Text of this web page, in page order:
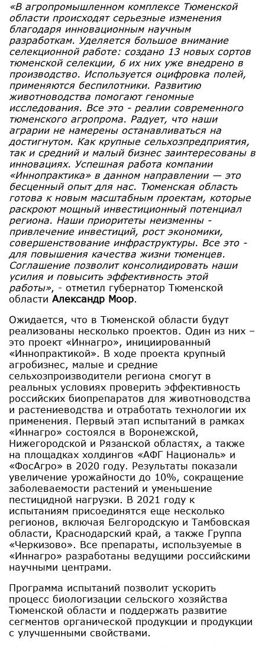
«В агропромышленном комплексе Тюменской
области происходят серьезные изменения
благодаря инновационным научным
разработкам. Уделяется большое внимание
селекционной работе: создано 13 новых сортов
тюменской селекции, 6 их них уже внедрено в
производство. Используется оцифровка полей,
применяются беспилотники. Развитию
животноводства помогают геномные
исследования. Все это - реалии современного
тюменского агропрома. Радует, что наши
аграрии не намерены останавливаться на
достигнутом. Как крупные сельхозпредприятия,
так и средний и малый бизнес заинтересованы в
инновациях. Успешная работа компании
«Иннопрактика» в данном направлении — это
бесценный опыт для нас. Тюменская область
готова к новым масштабным проектам, которые
раскроют мощный инвестиционный потенциал
региона. Наши приоритеты неизменны -
привлечение инвестиций, рост экономики,
совершенствование инфраструктуры. Все это -
для повышения качества жизни тюменцев.
Соглашение позволит консолидировать наши
усилия и повысить эффективность этой
работы», - отметил губернатор Тюменской
области Александр Моор.
Ожидается, что в Тюменской области будут
реализованы несколько проектов. Один из них –
это проект «Иннагро», инициированный
«Иннопрактикой». В ходе проекта крупный
агробизнес, малые и средние
сельхозпроизводители региона смогут в
реальных условиях проверить эффективность
российских биопрепаратов для животноводства
и растениеводства и отработать технологии их
применения. Первый этап испытаний в рамках
«Иннагро» состоялся в Воронежской,
Нижегородской и Рязанской областях, а также
на площадках холдингов «АФГ Националь» и
«ФосАгро» в 2020 году. Результаты показали
увеличение урожайности до 10%, сокращение
заболеваемости растений и уменьшение
пестицидной нагрузки. В 2021 году к
испытаниям присоединятся еще несколько
регионов, включая Белгородскую и Тамбовская
области, Краснодарский край, а также Группа
«Черкизово». Все препараты, используемые в
«Иннагро» разработаны ведущими российскими
научными центрами.
Программа испытаний позволит ускорить
процесс биологизации сельского хозяйства
Тюменской области и поддержать развитие
сегментов органической продукции и продукции
с улучшенными свойствами.